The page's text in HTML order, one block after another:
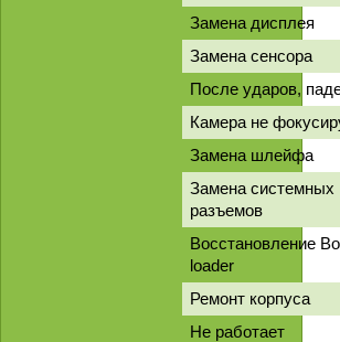
Замена дисплея
Замена сенсора
После ударов,
Камера не
Замена шлейфа
Замена системных
разъемов
Восстановление
loader
Ремонт корпуса
Не работает